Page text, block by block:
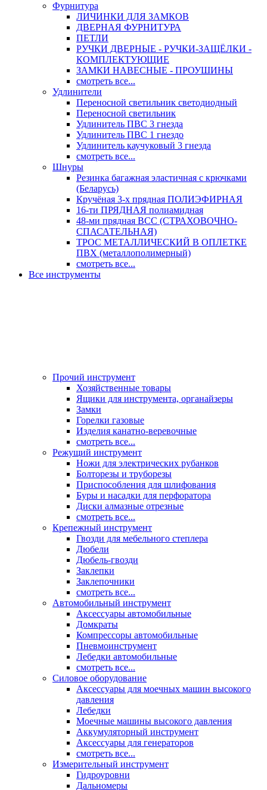
Фурнитура
ЛИЧИНКИ ДЛЯ ЗАМКОВ
ДВЕРНАЯ ФУРНИТУРА
ПЕТЛИ
РУЧКИ ДВЕРНЫЕ - РУЧКИ-ЗАЩЁЛКИ -
КОМПЛЕКТУЮЩИЕ
ЗАМКИ НАВЕСНЫЕ - ПРОУШИНЫ
смотреть все...
Удлинители
Переносной светильник светодиодный
Переносной светильник
Удлинитель ПВС 3 гнезда
Удлинитель ПВС 1 гнездо
Удлинитель каучуковый 3 гнезда
смотреть все...
Шнуры
Резинка багажная эластичная с крючками
(Беларусь)
Кручёная 3-х прядная ПОЛИЭФИРНАЯ
16-ти ПРЯДНАЯ полиамидная
48-ми прядная ВСС (СТРАХОВОЧНО-
СПАСАТЕЛЬНАЯ)
ТРОС МЕТАЛЛИЧЕСКИЙ В ОПЛЕТКЕ
ПВХ (металлополимерный)
смотреть все...
Все инструменты
Прочий инструмент
Хозяйственные товары
Ящики для инструмента, органайзеры
Замки
Горелки газовые
Изделия канатно-веревочные
смотреть все...
Режущий инструмент
Ножи для электрических рубанков
Болторезы и труборезы
Приспособления для шлифования
Буры и насадки для перфоратора
Диски алмазные отрезные
смотреть все...
Крепежный инструмент
Гвозди для мебельного степлера
Дюбели
Дюбель-гвозди
Заклепки
Заклепочники
смотреть все...
Автомобильный инструмент
Аксессуары автомобильные
Домкраты
Компрессоры автомобильные
Пневмоинструмент
Лебедки автомобильные
смотреть все...
Силовое оборудование
Аксессуары для моечных машин высокого
давления
Лебедки
Моечные машины высокого давления
Аккумуляторный инструмент
Аксессуары для генераторов
смотреть все...
Измерительный инструмент
Гидроуровни
Дальномеры